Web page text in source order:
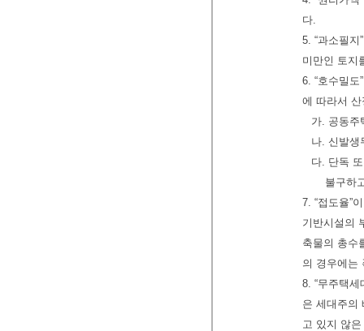
다.
5. “과소필
미만인 토지
6. “호수밀
에 따라서
가. 공동주
나. 신발생
다. 단독
불구하
7. “접도율”
기반시설의
축물의 총수
의 경우에는
8. “무주택
은 세대주의
고 있지 않